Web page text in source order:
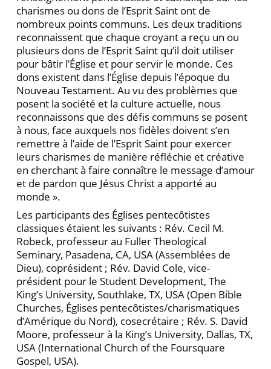
charismes ou dons de l’Esprit Saint ont de
nombreux points communs. Les deux traditions
reconnaissent que chaque croyant a reçu un ou
plusieurs dons de l’Esprit Saint qu’il doit utiliser
pour bâtir l’Église et pour servir le monde. Ces
dons existent dans l’Église depuis l’époque du
Nouveau Testament. Au vu des problèmes que
posent la société et la culture actuelle, nous
reconnaissons que des défis communs se posent
à nous, face auxquels nos fidèles doivent s’en
remettre à l’aide de l’Esprit Saint pour exercer
leurs charismes de manière réfléchie et créative
en cherchant à faire connaître le message d’amour
et de pardon que Jésus Christ a apporté au
monde ».
Les participants des Églises pentecôtistes
classiques étaient les suivants : Rév. Cecil M.
Robeck, professeur au Fuller Theological
Seminary, Pasadena, CA, USA (Assemblées de
Dieu), coprésident ; Rév. David Cole, vice-
président pour le Student Development, The
King’s University, Southlake, TX, USA (Open Bible
Churches, Églises pentecôtistes/charismatiques
d’Amérique du Nord), cosecrétaire ; Rév. S. David
Moore, professeur à la King’s University, Dallas, TX,
USA (International Church of the Foursquare
Gospel, USA).